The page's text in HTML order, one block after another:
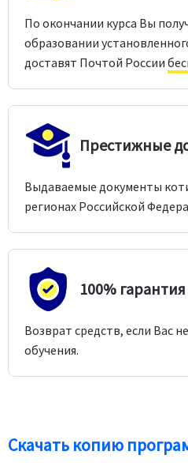
По окончании курса Вы
образовании
доставят Почтой России
Престижные
Выдаваемые документы
регионах Российской
100%
Возврат средств, если Вас
обучения.
Скачать копию